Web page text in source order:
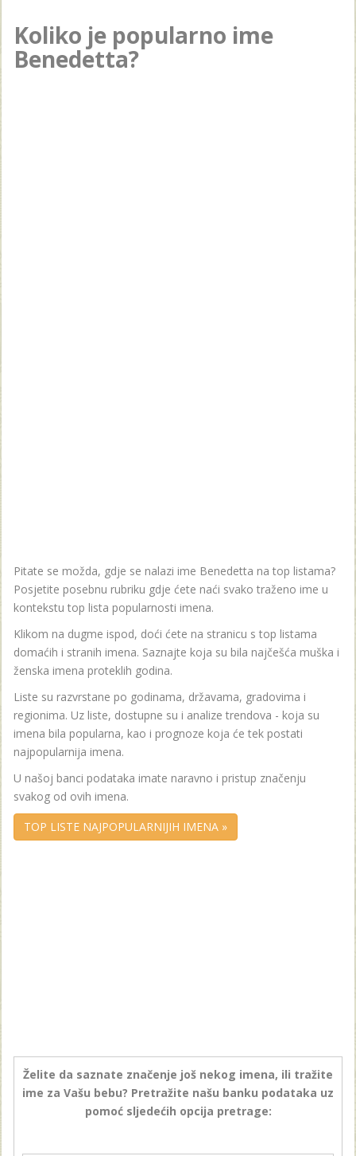
Koliko je popularno ime
Benedetta?
Pitate se možda, gdje se nalazi ime Benedetta na top listama?
Posjetite posebnu rubriku gdje ćete naći svako traženo ime u
kontekstu top lista popularnosti imena.
Klikom na dugme ispod, doći ćete na stranicu s top listama
domaćih i stranih imena. Saznajte koja su bila najčešća muška i
ženska imena proteklih godina.
Liste su razvrstane po godinama, državama, gradovima i
regionima. Uz liste, dostupne su i analize trendova - koja su
imena bila popularna, kao i prognoze koja će tek postati
najpopularnija imena.
U našoj banci podataka imate naravno i pristup značenju
svakog od ovih imena.
TOP LISTE NAJPOPULARNIJIH IMENA »
Želite da saznate značenje još nekog imena, ili tražite
ime za Vašu bebu? Pretražite našu banku podataka uz
pomoć sljedećih opcija pretrage: